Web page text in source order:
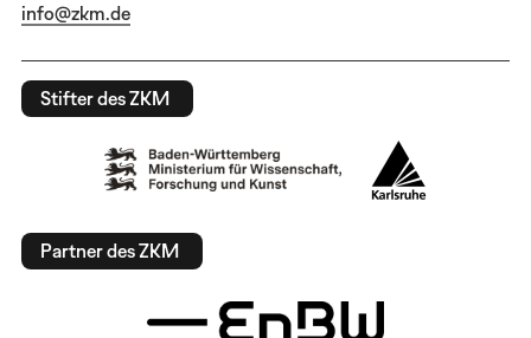
info@zkm.de
Stifter des ZKM
Partner des ZKM